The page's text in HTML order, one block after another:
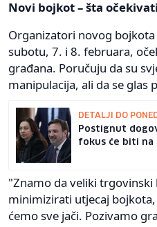
Novi bojkot – šta
Organizatori novog bojkota
subotu, 7. i 8. februara,
građana. Poručuju da su
manipulacija, ali da se glas
DETALJI DO
Postignut
fokus će biti na
"Znamo da veliki trgovinski
minimizirati utjecaj
ćemo sve jači. Pozivamo